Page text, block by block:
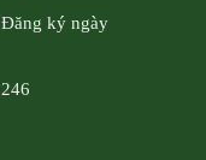
ký ngày